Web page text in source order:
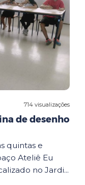
714 visualizações
de desenho
quintas e
Ateliê Eu
no Jardi...